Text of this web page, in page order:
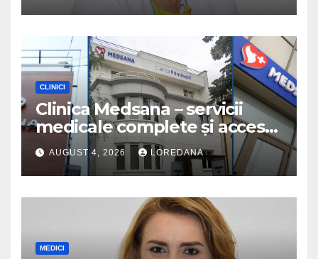
CLINICI
Clinica Medsana – servicii
medicale complete și acces
la specialiști cu experiență
AUGUST 4, 2026 LOREDANA
MEDICI